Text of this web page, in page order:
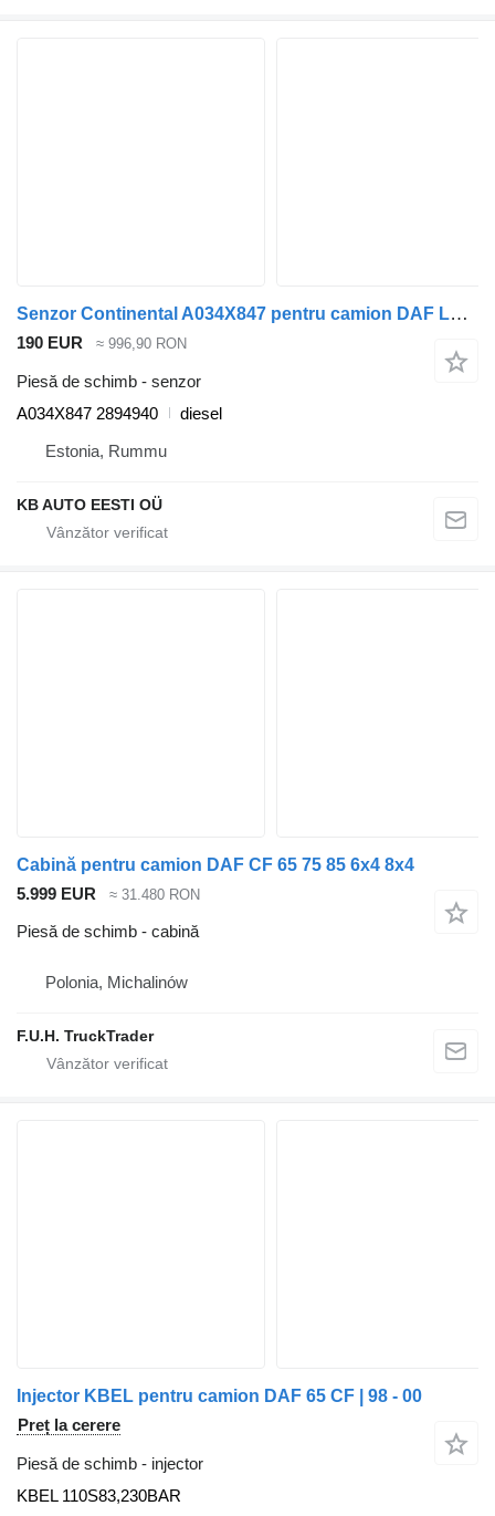
Senzor Continental A034X847 pentru camion DAF LF45, LF55, LF180, CF65, CF75, CF85 (2001-)
190 EUR ≈ 996,90 RON
Piesă de schimb - senzor
A034X847 2894940
diesel
Estonia, Rummu
KB AUTO EESTI OÜ
Cabină pentru camion DAF CF 65 75 85 6x4 8x4
5.999 EUR
≈ 31.480 RON
Piesă de schimb - cabină
Polonia, Michalinów
F.U.H. TruckTrader
Injector KBEL pentru camion DAF 65 CF | 98 - 00
Preț la cerere
Piesă de schimb - injector
KBEL 110S83,230BAR